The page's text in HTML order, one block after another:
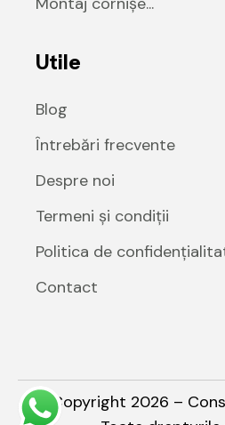
Utile
Blog
Întrebări frecvente
Despre noi
Termeni și condiții
Politica de
Contact
© Copyright 2026 –